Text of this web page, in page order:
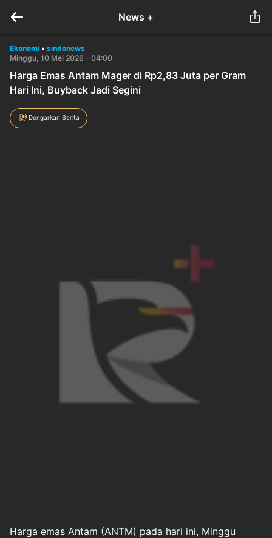
News +
Ekonomi • sindonews
Minggu, 10 Mei 2026 - 04:00
Harga Emas Antam Mager di Rp2,83 Juta per Gram
Hari Ini, Buyback Jadi Segini
Dengarkan Berita
Harga emas Antam (ANTM) pada hari ini, Minggu